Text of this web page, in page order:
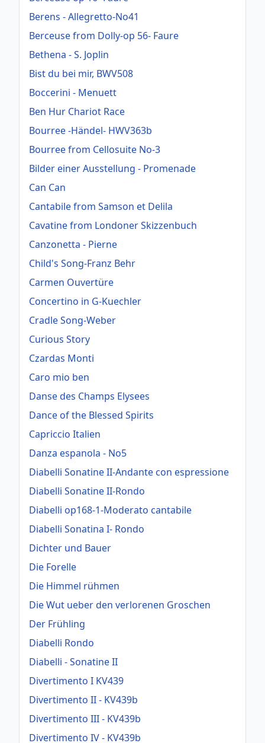
Berens - Allegretto-No41
Berceuse from Dolly-op 56- Faure
Bethena - S. Joplin
Bist du bei mir, BWV508
Boccerini - Menuett
Ben Hur Chariot Race
Bourree -Händel- HWV363b
Bourree from Cellosuite No-3
Bilder einer Ausstellung - Promenade
Can Can
Cantabile from Samson et Delila
Cavatine from Londoner Skizzenbuch
Canzonetta - Pierne
Child's Song-Franz Behr
Carmen Ouvertüre
Concertino in G-Kuechler
Cradle Song-Weber
Curious Story
Czardas Monti
Caro mio ben
Danse des Champs Elysees
Dance of the Blessed Spirits
Capriccio Italien
Danza espanola - No5
Diabelli Sonatine II-Andante con espressione
Diabelli Sonatine II-Rondo
Diabelli op168-1-Moderato cantabile
Diabelli Sonatina I- Rondo
Dichter und Bauer
Die Forelle
Die Himmel rühmen
Die Wut ueber den verlorenen Groschen
Der Frühling
Diabelli Rondo
Diabelli - Sonatine II
Divertimento I KV439
Divertimento II - KV439b
Divertimento III - KV439b
Divertimento IV - KV439b